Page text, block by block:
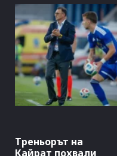
Треньорът на
Кайрат похвали